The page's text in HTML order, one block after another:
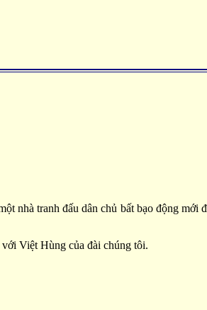
nhà tranh đấu dân chủ bất bạo động mới
Việt Hùng của đài chúng tôi.